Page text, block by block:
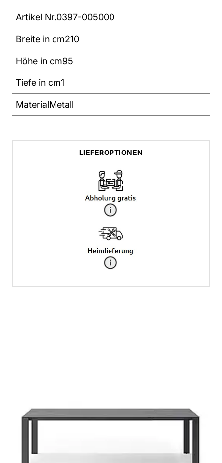
Artikel Nr.0397-005000
Breite in cm210
Höhe in cm95
Tiefe in cm1
MaterialMetall
LIEFEROPTIONEN